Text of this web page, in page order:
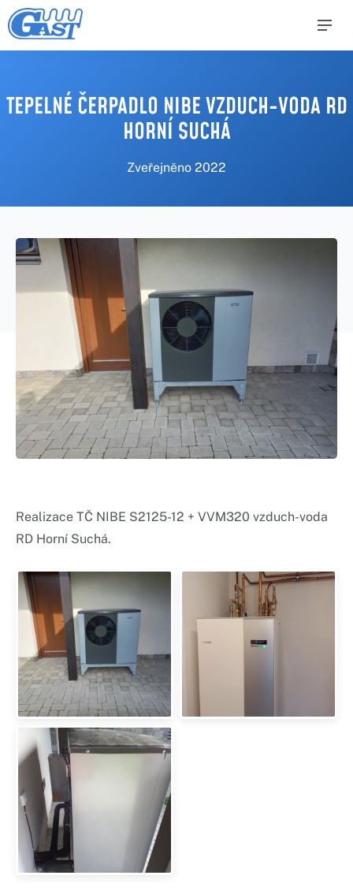
TEPELNÉ ČERPADLO NIBE VZDUCH-VODA RD
HORNÍ SUCHÁ
Zveřejněno 2022
Realizace TČ NIBE S2125-12 + VVM320 vzduch-voda
RD Horní Suchá.